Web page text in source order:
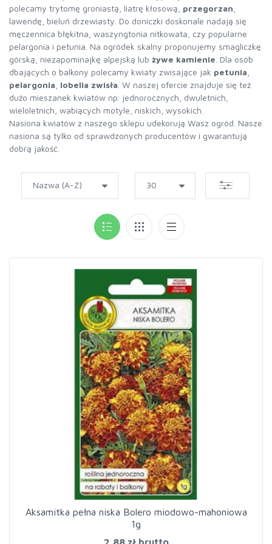
polecamy trytomę groniastą, liatrę kłosową, przegorzan
lawendę, bieluń drzewiasty. Do doniczki doskonale nadają się
męczennica błękitna, waszyngtonia nitkowata, czy popularne
pelargonia i petunia. Na ogródek skalny proponujemy smagliczkę
górską, niezapominajkę alpejską lub żywe kamienie . Dla osób
dbających o balkony polecamy kwiaty zwisające jak petunia
pelargonia lobelia zwisła . W naszej ofercie znajduje się też
dużo mieszanek kwiatów np. jednorocznych, dwuletnich,
wieloletnich, wabiących motyle, niskich, wysokich.
Nasiona kwiatów z naszego sklepu udekorują Wasz ogród. Nasze
nasiona są tylko od sprawdzonych producentów i gwarantują
dobrą jakość.
Aksamitka pełna niska Bolero miodowo-mahoniowa
1g